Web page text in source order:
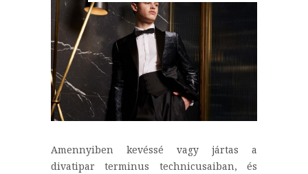
Amennyiben kevéssé vagy jártas a
divatipar terminus technicusaiban, és